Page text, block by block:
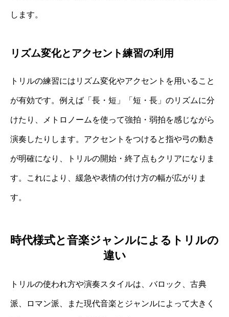
します。
リズム変化とアクセント練習の利用
トリルの練習にはリズム変化やアクセントを用いること
が有効です。例えば「長・短」「短・長」のリズムに分
けたり、メトロノームを使って強拍・弱拍を感じながら
演奏したりします。アクセントをつけると指や弓の動き
が明確になり、トリルの開始・終了点もクリアになりま
す。これにより、緩急や表情の付け方の幅が広がりま
す。
時代様式と音楽ジャンルによるトリルの
違い
トリルの使われ方や演奏スタイルは、バロック、古典
派、ロマン派、また現代音楽とジャンルによって大きく